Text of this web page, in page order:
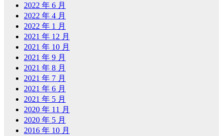
2022 年 6 月
2022 年 4 月
2022 年 1 月
2021 年 12 月
2021 年 10 月
2021 年 9 月
2021 年 8 月
2021 年 7 月
2021 年 6 月
2021 年 5 月
2020 年 11 月
2020 年 5 月
2016 年 10 月